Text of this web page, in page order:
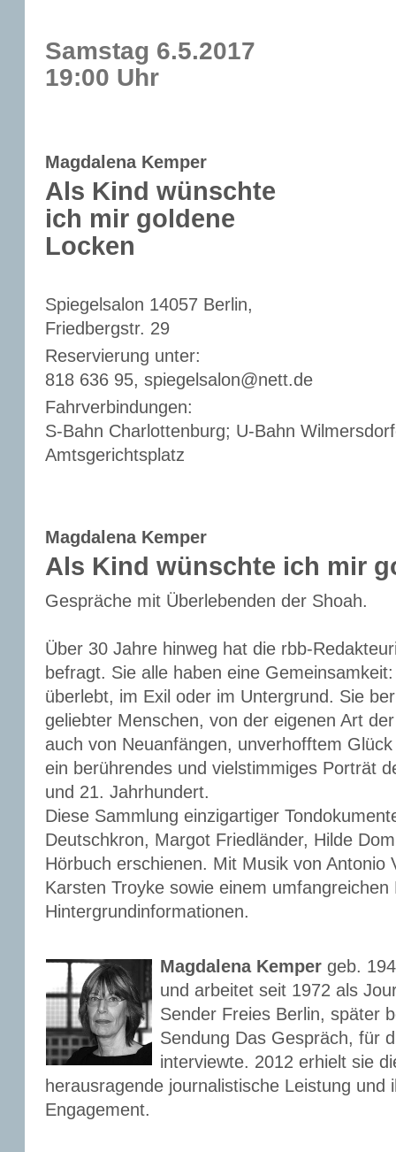
Samstag 6.5.2017
19:00 Uhr
Magdalena Kemper
Als Kind wünschte
ich mir goldene
Locken
Spiegelsalon 14057 Berlin,
Friedbergstr. 29
Reservierung unter:
818 636 95, spiegelsalon@nett.de
Fahrverbindungen:
S-Bahn Charlottenburg; U-Bahn
Amtsgerichtsplatz
Magdalena Kemper
Als Kind wünschte ich mir
Gespräche mit Überlebenden der Shoah.
Über 30 Jahre hinweg hat die rbb-
befragt. Sie alle haben eine
überlebt, im Exil oder im Untergrund. Sie
geliebter Menschen, von der eigenen Art
auch von Neuanfängen, unverhofftem
ein berührendes und vielstimmiges Porträt
und 21. Jahrhundert.
Diese Sammlung einzigartiger
Deutschkron, Margot Friedländer, Hilde
Hörbuch erschienen. Mit Musik von Antonio
Karsten Troyke sowie einem
Hintergrundinformationen.
Magdalena Kemper geb.
und arbeitet seit 1972 als
Sender Freies Berlin, später
Sendung Das Gespräch, für
interviewte. 2012 erhielt sie
herausragende journalistische Leistung
Engagement.